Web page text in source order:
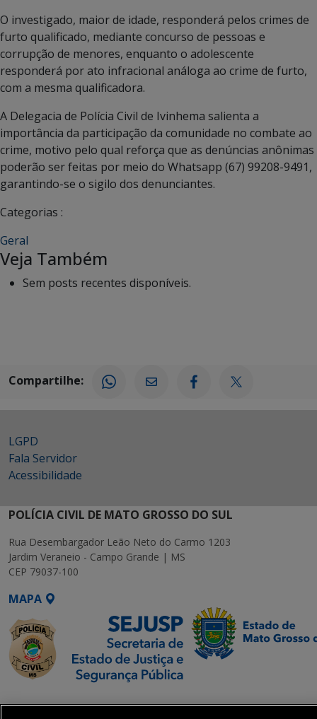
O investigado, maior de idade, responderá pelos crimes de
furto qualificado, mediante concurso de pessoas e
corrupção de menores, enquanto o adolescente
responderá por ato infracional análoga ao crime de furto,
com a mesma qualificadora.
A Delegacia de Polícia Civil de Ivinhema salienta a
importância da participação da comunidade no combate ao
crime, motivo pelo qual reforça que as denúncias anônimas
poderão ser feitas por meio do Whatsapp (67) 99208-9491,
garantindo-se o sigilo dos denunciantes.
Categorias :
Geral
Veja Também
Sem posts recentes disponíveis.
Compartilhe:
LGPD
Fala Servidor
Acessibilidade
POLÍCIA CIVIL DE MATO GROSSO DO SUL
Rua Desembargador Leão Neto do Carmo 1203
Jardim Veraneio - Campo Grande | MS
CEP 79037-100
MAPA